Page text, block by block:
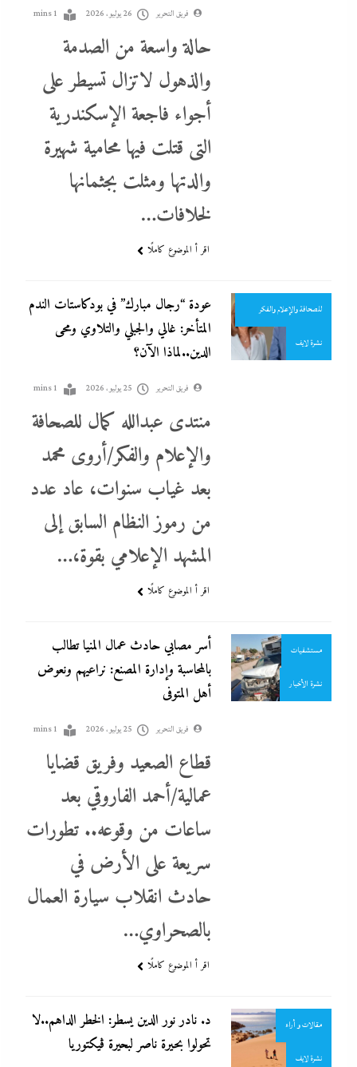
فريق التحرير 26 يوليو، 2026 1 mins
حالة واسعة من الصدمة
والذهول لاتزال تسيطر على
أجواء فاجعة الإسكندرية
التى قتلت فيها محامية شهيرة
والدتها ومثلت بجثمانها
لخلافات…
اقر أ الموضوع كاملًا
للصحافة والإعلام والفكر
نشرة لايف
عودة “رجال مبارك” في بودكاستات الندم
المتأخر: غالي والجبلي والتلاوي ومحى
الدين..لماذا الآن؟
فريق التحرير 25 يوليو، 2026 1 mins
منتدى عبدالله كمال للصحافة
والإعلام والفكر/أروى محمد
بعد غياب سنوات، عاد عدد
من رموز النظام السابق إلى
المشهد الإعلامي بقوة،…
اقر أ الموضوع كاملًا
مستشفيات
نشرة الأخبار
أسر مصابي حادث عمال المنيا تطالب
بالمحاسبة وإدارة المصنع: نراعيهم ونعوض
أهل المتوفى
فريق التحرير 25 يوليو، 2026 1 mins
قطاع الصعيد وفريق قضايا
عمالية/أحمد الفاروقي بعد
ساعات من وقوعه.. تطورات
سريعة على الأرض في
حادث انقلاب سيارة العمال
بالصحراوي…
اقر أ الموضوع كاملًا
مقالات و أراء
نشرة لايف
د. نادر نور الدين يسطر: الخطر الداهم..لا
تحولوا بحيرة ناصر لبحيرة ڤيكتوريا